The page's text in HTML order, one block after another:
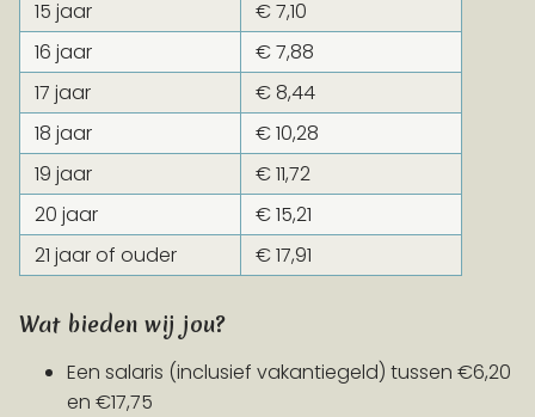
15 jaar
€ 7,10
16 jaar
€ 7,88
17 jaar
€ 8,44
18 jaar
€ 10,28
19 jaar
€ 11,72
20 jaar
€ 15,21
21 jaar of ouder
€ 17,91
Wat bieden wij jou?
Een salaris (inclusief vakantiegeld) tussen €6,20
en €17,75